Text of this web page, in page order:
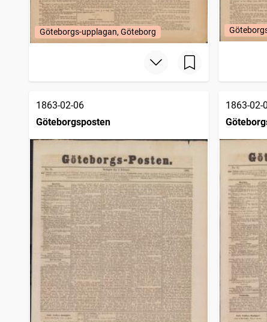
Göteborgs-upplagan, Göteborg
1863-02-06
Göteborgsposten
1863-02-